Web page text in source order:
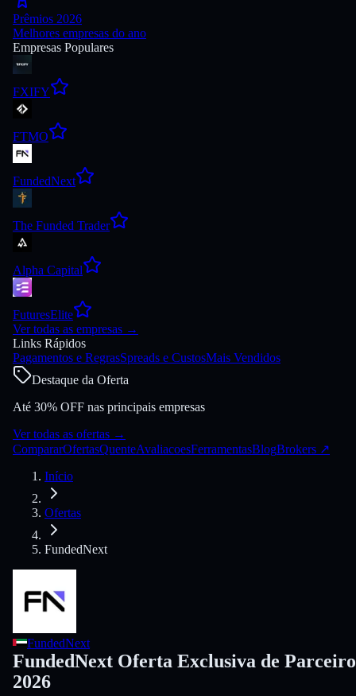
Prêmios 2026
Melhores empresas do ano
Empresas Populares
FXIFY
FTMO
FundedNext
The Funded Trader
Alpha Capital
FuturesElite
Ver todas as empresas →
Links Rápidos
Pagamentos e RegrasSpreads e CustosMais Vendidos
Destaque da Oferta
Até 30% OFF nas principais empresas
Ver todas as ofertas →
CompararOfertasQuenteAvaliacoesFerramentasBlogBrokers ↗
Início
Ofertas
FundedNext
FundedNext
FundedNext Oferta Exclusiva de Parceiro
2026